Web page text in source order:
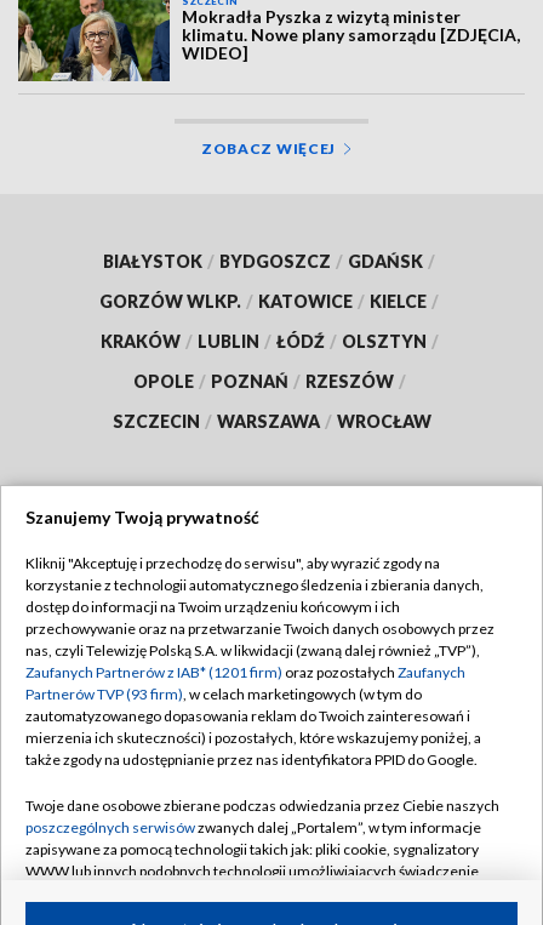
Mokradła Pyszka z wizytą minister
klimatu. Nowe plany samorządu [ZDJĘCIA,
WIDEO]
ZOBACZ WIĘCEJ
BIAŁYSTOK / BYDGOSZCZ / GDAŃSK /
GORZÓW WLKP. / KATOWICE / KIELCE /
KRAKÓW / LUBLIN / ŁÓDŹ / OLSZTYN /
OPOLE / POZNAŃ / RZESZÓW /
SZCZECIN / WARSZAWA / WROCŁAW
TVP
Abonament TVP
Emisja w TVP
Centrum informacji TVP
Naziemna Telewizja Cyfrowa
Rada Programowa
System NOS
Informacje o nadawcy
Regulamin TVP
Polityka prywatności
Moje zgody
Pomoc
Kontakt
Kanały
Szanujemy Twoją prywatność
Kliknij "Akceptuję i przechodzę do serwisu", aby wyrazić zgody na
korzystanie z technologii automatycznego śledzenia i zbierania danych,
dostęp do informacji na Twoim urządzeniu końcowym i ich
przechowywanie oraz na przetwarzanie Twoich danych osobowych przez
nas, czyli Telewizję Polską S.A. w likwidacji (zwaną dalej również „TVP”),
Zaufanych Partnerów z IAB* (1201 firm) oraz pozostałych Zaufanych
Partnerów TVP (93 firm), w celach marketingowych (w tym do
zautomatyzowanego dopasowania reklam do Twoich zainteresowań i
mierzenia ich skuteczności) i pozostałych, które wskazujemy poniżej, a
także zgody na udostępnianie przez nas identyfikatora PPID do Google.
Twoje dane osobowe zbierane podczas odwiedzania przez Ciebie naszych
poszczególnych serwisówzwanych dalej „Portalem”, w tym informacje
zapisywane za pomocą technologii takich jak: pliki cookie, sygnalizatory
WWW lub innych podobnych technologii umożliwiających świadczenie